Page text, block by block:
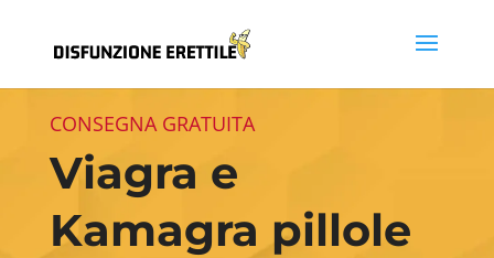
CONSEGNA GRATUITA
Viagra e
Kamagra pillole